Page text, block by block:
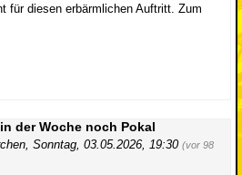
für diesen erbärmlichen Auftritt. Zum
der Woche noch Pokal
Sonntag, 03.05.2026, 19:30 (vor 98